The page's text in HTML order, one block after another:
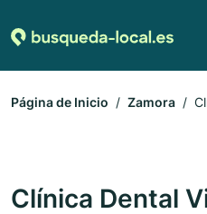
Página de Inicio Zamora
Clínica Dental